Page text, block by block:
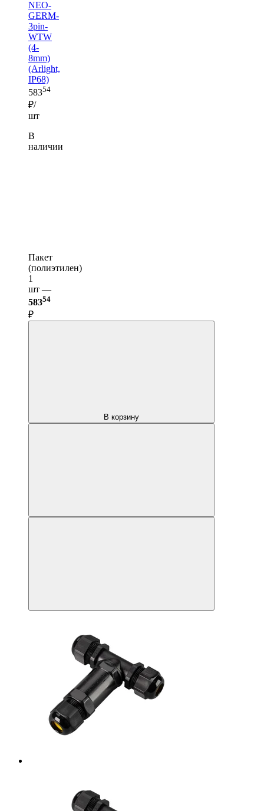
NEO-
GERM-
3pin-
WTW
(4-
8mm)
(Arlight,
IP68)
58354
₽/
шт
В
наличии
Пакет
(полиэтилен)
1
шт —
58354
₽
В корзину